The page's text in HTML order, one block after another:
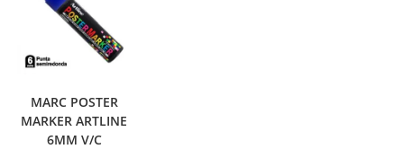
MARC POSTER
MARKER ARTLINE
6MM V/C